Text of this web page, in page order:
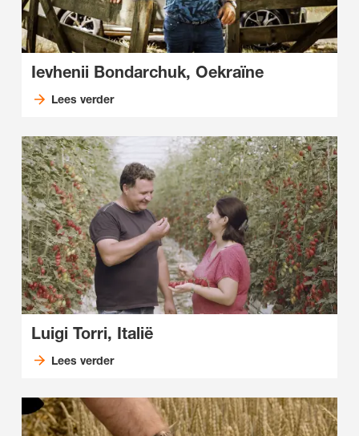
Ievhenii Bondarchuk, Oekraïne
Lees verder
Luigi Torri, Italië
Lees verder